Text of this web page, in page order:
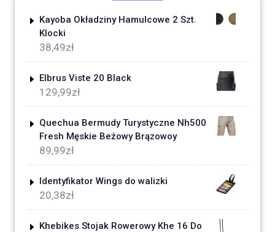
Kayoba Okładziny Hamulcowe 2 Szt.
Klocki
38,49zł
Elbrus Viste 20 Black
129,99zł
Quechua Bermudy Turystyczne Nh500
Fresh Męskie Beżowy Brązowoy
89,99zł
Identyfikator Wings do walizki
20,38zł
Khebikes Stojak Rowerowy Khe 16 Do